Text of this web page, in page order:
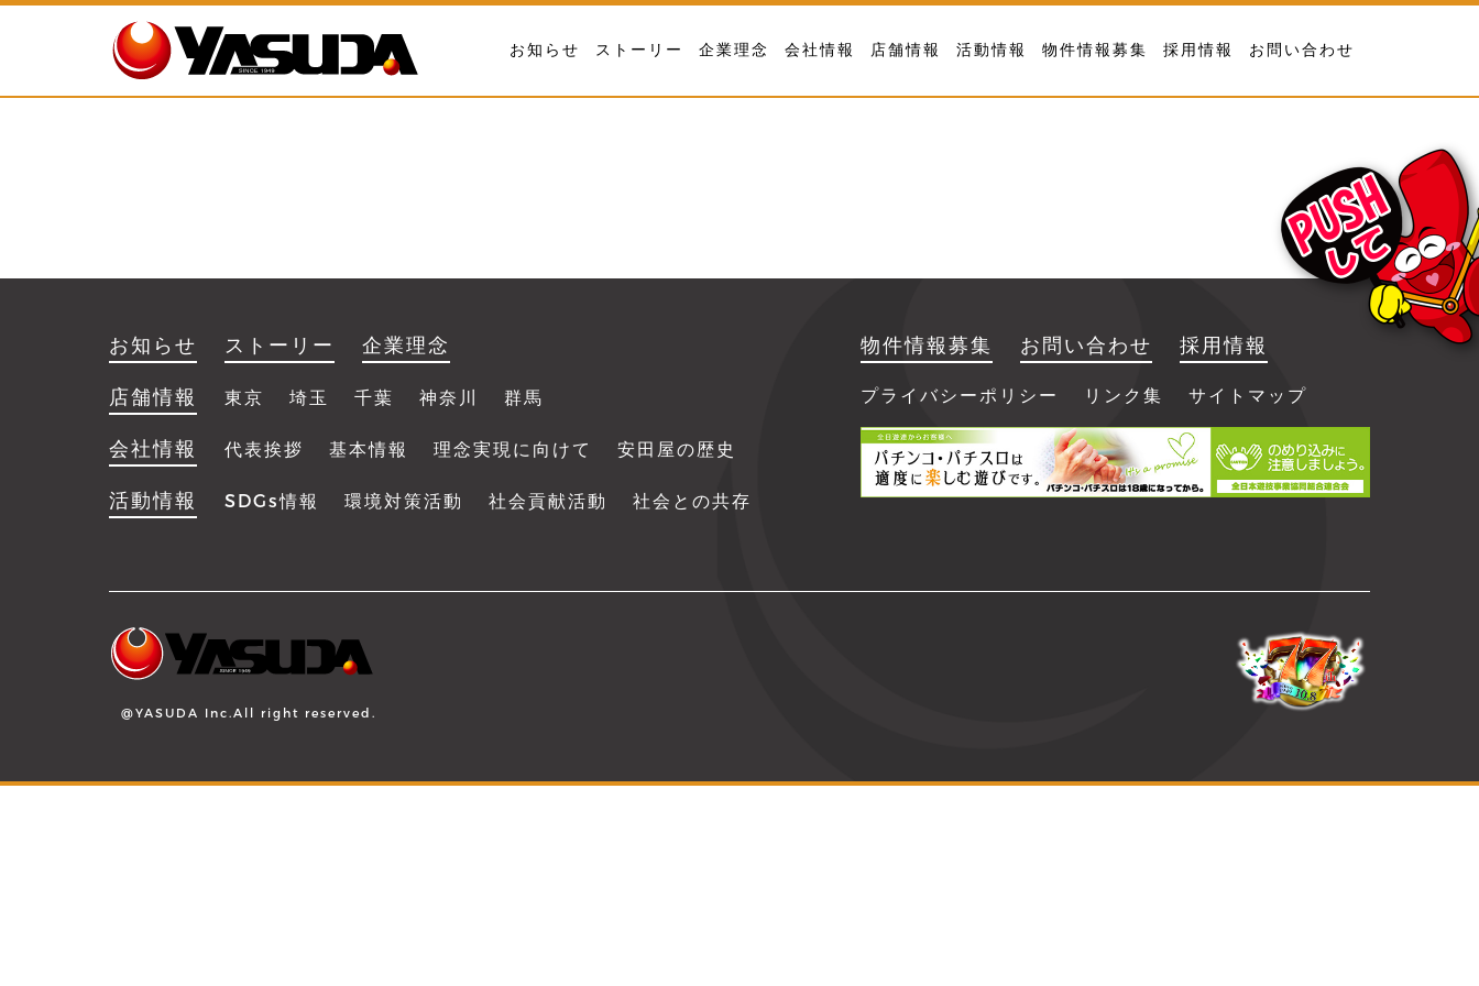
お知らせ ストーリー 企業理念 会社情報 店舗情報 活動情報 物件情報募集 採用情報 お問い合わせ
12月11日、創業70周年の感謝を込めて、板橋区社会福祉協議会へ50万円を寄付しました。
ホーム>2022年>7月>14日> 板橋区社会福祉協議会へ50万円を寄付しました
お知らせ ストーリー 企業理念
店舗情報 東京 埼玉 千葉 神奈川 群馬
会社情報 代表挨拶 基本情報 理念実現に向けて 安田屋の歴史
活動情報 SDGs情報 環境対策活動 社会貢献活動 社会との共存
物件情報募集 お問い合わせ 採用情報
プライバシーポリシー リンク集 サイトマップ
@YASUDA Inc.All right reserved.